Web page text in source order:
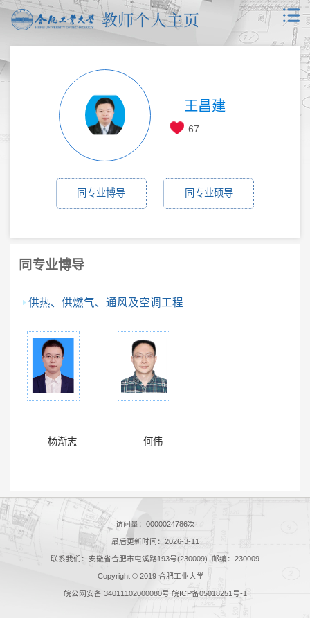
王昌建
67
同专业博导 同专业硕导
同专业博导
供热、供燃气、通风及空调工程
杨渐志 何伟
访问量： 0000024786次
最后更新时间： 2026-3-11
联系我们：安徽省合肥市屯溪路193号(230009) 邮编：230009
Copyright © 2019 合肥工业大学
皖公网安备 34011102000080号 皖ICP备05018251号-1